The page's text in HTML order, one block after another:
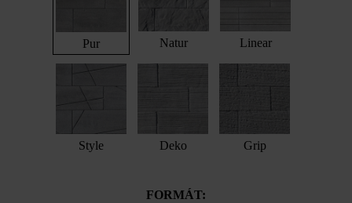
Pur Natur Linear
Style Deko Grip
FORMÁT: